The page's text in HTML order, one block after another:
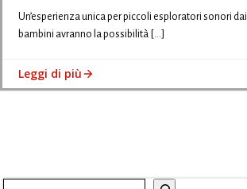
Un’esperienza unica per piccoli esploratori sonori dai
bambini avranno la possibilità […]
Leggi di più